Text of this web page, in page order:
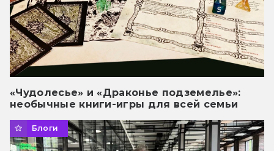
«Чудолесье» и «Драконье подземелье»:
необычные книги-игры для всей семьи
Блоги